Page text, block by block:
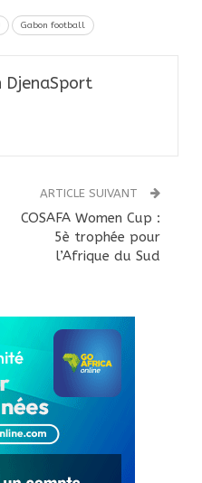
Gabon football
DjenaSport
ARTICLE SUIVANT
COSAFA Women Cup :
5è trophée pour
l’Afrique du Sud